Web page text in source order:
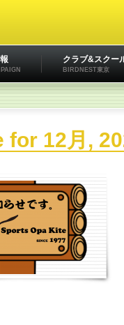
クラブ&スクー
BIRDNEST東京
for 12月,